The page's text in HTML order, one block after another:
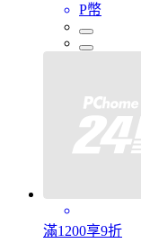
P幣
滿1200享9折